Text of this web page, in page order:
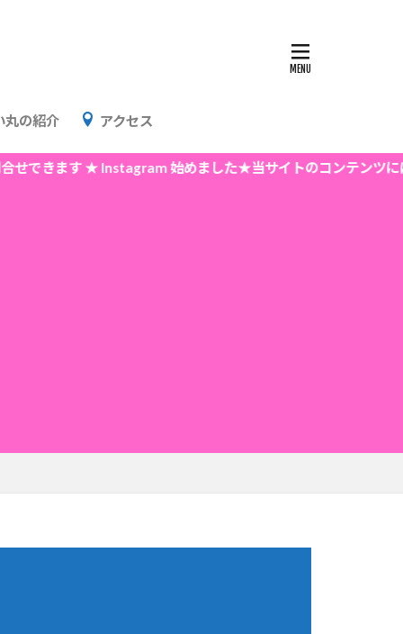
丸の紹介 アクセス
きます ★ Instagram 始めました★当サイトのコンテンツにはプ